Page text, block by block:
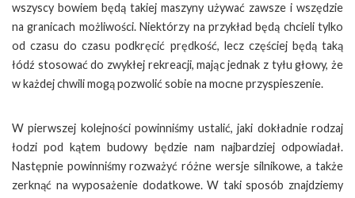
wszyscy bowiem będą takiej maszyny używać zawsze i wszędzie
na granicach możliwości. Niektórzy na przykład będą chcieli tylko
od czasu do czasu podkręcić prędkość, lecz częściej będą taką
łódź stosować do zwykłej rekreacji, mając jednak z tyłu głowy, że
w każdej chwili mogą pozwolić sobie na mocne przyspieszenie.
W pierwszej kolejności powinniśmy ustalić, jaki dokładnie rodzaj
łodzi pod kątem budowy będzie nam najbardziej odpowiadał.
Następnie powinniśmy rozważyć różne wersje silnikowe, a także
zerknąć na wyposażenie dodatkowe. W taki sposób znajdziemy